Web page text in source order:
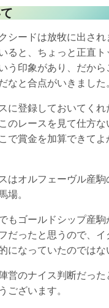
シードは放牧に出さ
ると、ちょっと正直
う印象があり、だか
なと合点がいきました。
に登録しておいてく
のレースを見て仕方
で賞金を加算できて
はオルフェーヴル産
場。
もゴールドシップ産
だったと思うので、
になっていたのではな
営のナイス判断だっ
ございます。